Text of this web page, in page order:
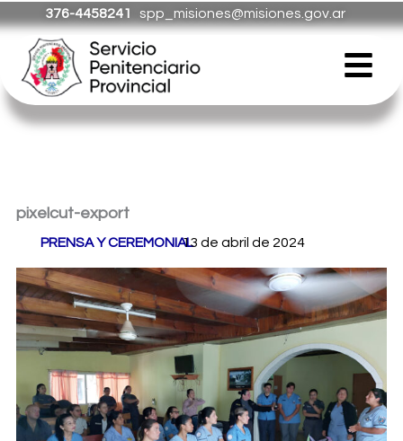
al
contenido
376-4458241 spp_misiones@misiones.gov.ar
pixelcut-export
PRENSA Y CEREMONIAL/
13 de abril de 2024